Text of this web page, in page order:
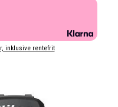
inklusive rentefrit